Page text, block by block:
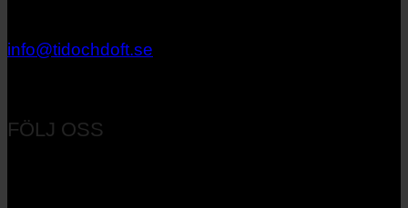
info@tidochdoft.se
FÖLJ OSS